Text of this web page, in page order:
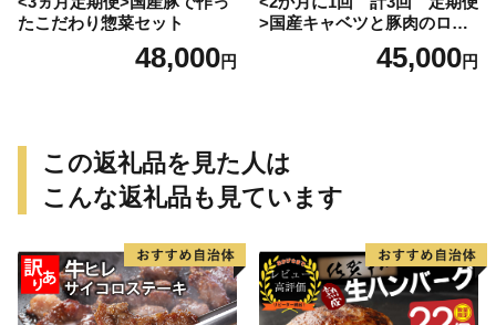
たこだわり惣菜セット
48,000円
>国産キャベツと豚肉のロー
ルキャベツ（6P入り）
45,000円
この返礼品を見た人は
こんな返礼品も見ています